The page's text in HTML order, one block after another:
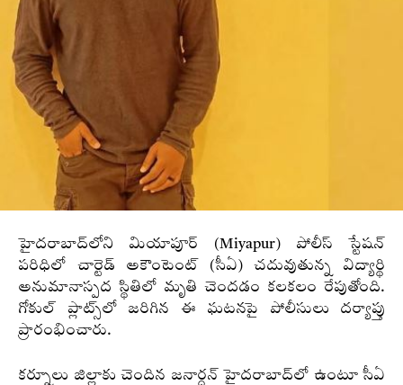
హైదరాబాద్‌లోని మియాపూర్‌ (Miyapur) పోలీస్‌ స్టేషన్‌
పరిధిలో చార్టెడ్ అకౌంటెంట్‌ (సీఏ) చదువుతున్న విద్యార్థి
అనుమానాస్పద స్థితిలో మృతి చెందడం కలకలం రేపుతోంది.
గోకుల్ ప్లాట్స్‌లో జరిగిన ఈ ఘటనపై పోలీసులు దర్యాప్తు
ప్రారంభించారు.
కర్నూలు జిల్లాకు చెందిన జనార్దన్ హైదరాబాద్‌లో ఉంటూ సీఏ